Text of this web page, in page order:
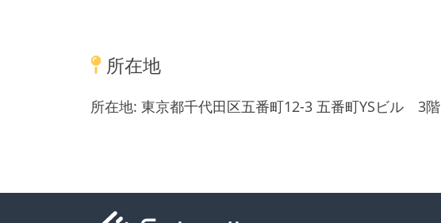
所在地
所在地: 東京都千代田区五番町12-3 五番町YSビル 3階